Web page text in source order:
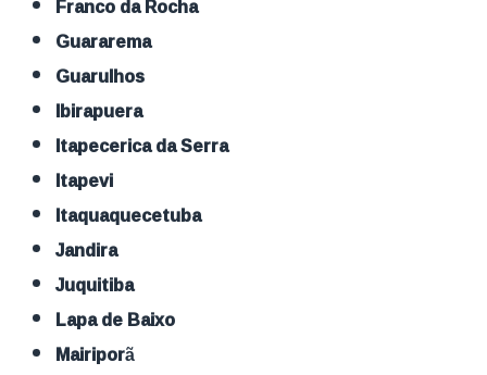
Franco da Rocha
Guararema
Guarulhos
Ibirapuera
Itapecerica da Serra
Itapevi
Itaquaquecetuba
Jandira
Juquitiba
Lapa de Baixo
Mairiporã